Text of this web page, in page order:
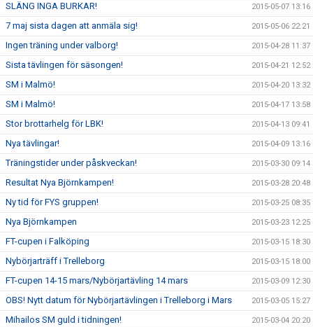
SLÄNG INGA BURKAR! 2015-05-07 13:16
7 maj sista dagen att anmäla sig! 2015-05-06 22:21
Ingen träning under valborg! 2015-04-28 11:37
Sista tävlingen för säsongen! 2015-04-21 12:52
SM i Malmö! 2015-04-20 13:32
SM i Malmö! 2015-04-17 13:58
Stor brottarhelg för LBK! 2015-04-13 09:41
Nya tävlingar! 2015-04-09 13:16
Träningstider under påskveckan! 2015-03-30 09:14
Resultat Nya Björnkampen! 2015-03-28 20:48
Ny tid för FYS gruppen! 2015-03-25 08:35
Nya Björnkampen 2015-03-23 12:25
FT-cupen i Falköping 2015-03-15 18:30
Nybörjarträff i Trelleborg 2015-03-15 18:00
FT-cupen 14-15 mars/Nybörjartävling 14 mars 2015-03-09 12:30
OBS! Nytt datum för Nybörjartävlingen i Trelleborg i Mars 2015-03-05 15:27
Mihailos SM guld i tidningen! 2015-03-04 20:20